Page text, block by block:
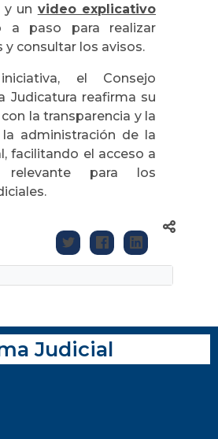
y un video explicativo
a paso para realizar
y consultar los avisos.
el Consejo
Judicatura reafirma su
la transparencia y la
administración de la
facilitando el acceso a
relevante para los
Judicial